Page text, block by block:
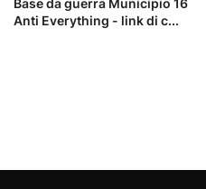
Anti Everything - link di c...